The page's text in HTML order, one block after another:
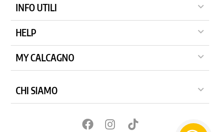
INFO UTILI 
HELP 
MY CALCAGNO 
CHI SIAMO 